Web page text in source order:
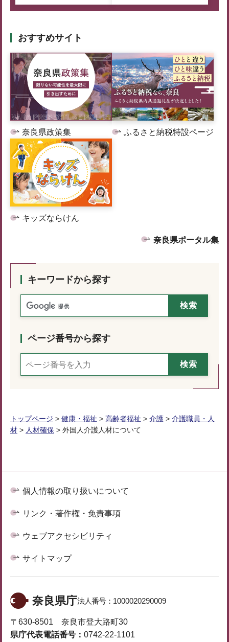
おすすめサイト
奈良県政策集 ふるさと納税特設ページ
キッズならけん
奈良県ポータル集
キーワードから探す
ページ番号から探す
トップページ > 健康・福祉 > 高齢者福祉 > 介護 > 介護職員・人
材 > 人材確保 > 外国人介護人材について
個人情報の取り扱いについて
リンク・著作権・免責事項
ウェブアクセシビリティ
サイトマップ
奈良県庁法人番号： 1000020290009
〒630-8501 奈良市登大路町30
県庁代表電話番号： 0742-22-1101